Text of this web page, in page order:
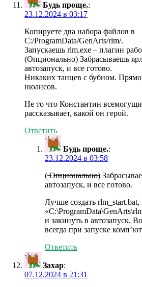
Будь проще.:
23.12.2024 в 03:17
Копируете два набора файлов в
C:/ProgramData/GenArts/rlm/.
Запускаешь rlm.exe – плагин
(Опционально) Забрасываешь
автозапуск, и все готово.
Никаких танцев с бубном.
нюансов.
Не то что Константин
рассказывает, какой он герой.
Ответить
Будь проще.:
23.12.2024 в 03:58
( ̶О̶п̶ц̶и̶о̶н̶а̶л̶ь̶н̶о̶)
автозапуск, и все готово.
Лучше создать rlm_start.bat,
и закинуть в автозапуск.
всегда при запуске
Ответить
Захар:
07.12.2024 в 21:31